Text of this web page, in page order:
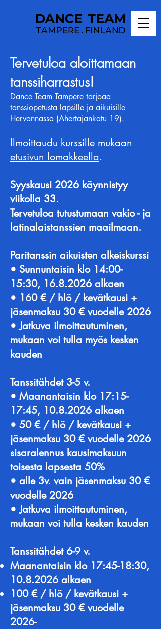
Tervetuloa aloittamaan
tanssiharrastus!
Dance Team Tampere tarjoaa
tanssiopetusta lapsille ja aikuisille
Hervannassa (Ahertajankatu 19).
Ilmoittaudu kurssille mukaan
etusivun lomakkeella​.
​Syyskausi 2026 käynnistyy
viikolla 33.
Tervetuloa tutustumaan vakio - ja
latinalaistanssien maailmaan.
Paritanssin aikuisten alkeiskurssi
• Sunnuntaisin klo 14:00-
15:30, 16.8.2026 alkaen
• 160 € / hlö / kevätkausi +
jäsenmaksu 30 € vuodelle 2026
• Jatkuva ilmoittautuminen,
mukaan voi tulla myös kesken
kauden
Tanssitähdet 3-5 v.
• Maanantaisin klo 17:15-
17:45, 10.8.2026 alkaen
• 50 € / hlö / kevätkausi +
jäsenmaksu 30 € vuodelle 2026
sisaralennus kausimaksuun
toisesta lapsesta 50%
• alle 3v. vain jäsenmaksu 30 €
vuodelle 2026
• Jatkuva ilmoittautuminen,
mukaan voi tulla kesken kauden
Tanssitähdet 6-9 v.
Maanantaisin klo 17:45-18:30,
10.8.2026 alkaen
100 € / hlö / kevätkausi +
jäsenmaksu 30 € vuodelle
2026-